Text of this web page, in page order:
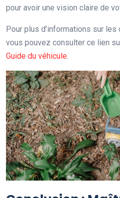
pour avoir une vision claire de
Pour plus d’informations sur
vous pouvez consulter ce lien
Guide du véhicule.